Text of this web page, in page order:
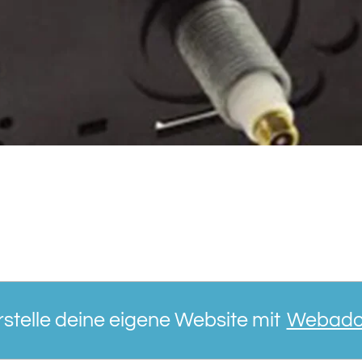
deine eigene Website mit